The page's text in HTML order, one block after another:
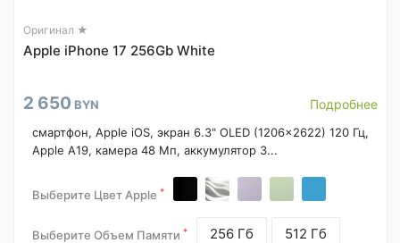
Оригинал ★
Apple iPhone 17 256Gb White
2 650 BYN Подробнее
смартфон, Apple iOS, экран 6.3" OLED (1206x2622) 120 Гц,
Apple A19, камера 48 Мп, аккумулятор 3...
Выберите Цвет Apple *
Выберите Объем Памяти * 256 Гб 512 Гб